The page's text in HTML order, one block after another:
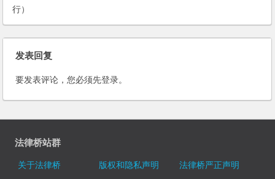
行）
发表回复
要发表评论，您必须先登录。
法律桥站群
关于法律桥 版权和隐私声明
法律桥严正声明